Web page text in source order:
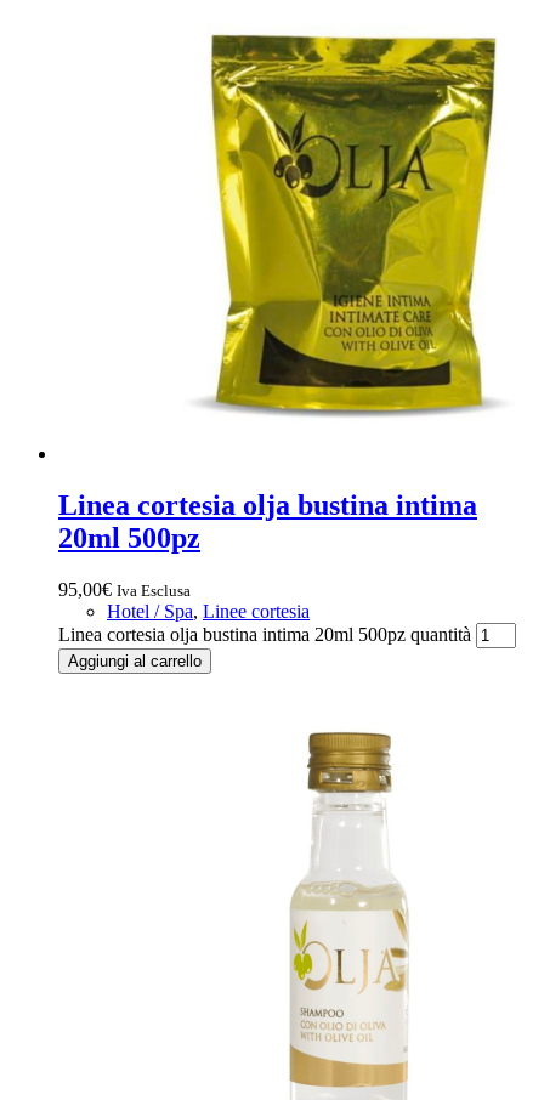
Linea cortesia olja bustina intima
20ml 500pz
95,00€ Iva Esclusa
Hotel / Spa, Linee cortesia
Linea cortesia olja bustina intima 20ml 500pz quantità
Aggiungi al carrello